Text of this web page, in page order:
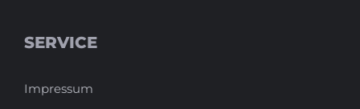
SERVICE
Impressum